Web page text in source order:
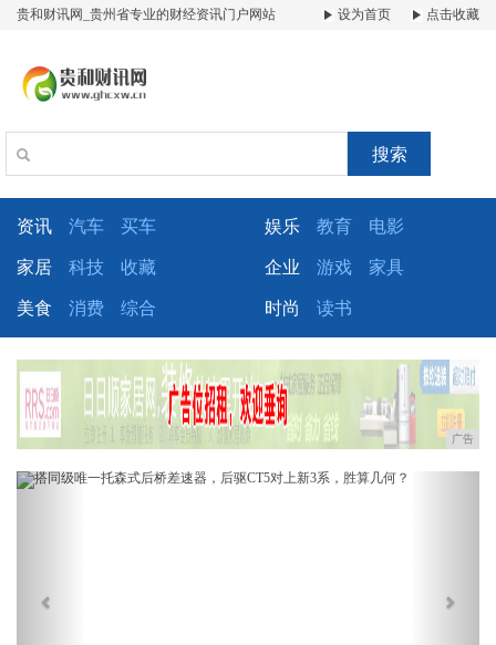
贵和财讯网_贵州省专业的财经资讯门户网站 设为首页 点击收藏
搜索
资讯 汽车 买车 娱乐 教育 电影
家居 科技 收藏 企业 游戏 家具
美食 消费 综合 时尚 读书
广告
Previous